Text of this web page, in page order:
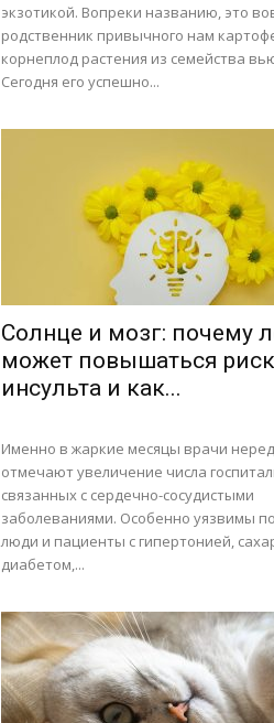
экзотикой. Вопреки названию, это
родственник привычного нам
корнеплод растения из семейства
Сегодня его успешно...
Солнце и мозг: почему
может повышаться риск
инсульта и как...
Именно в жаркие месяцы врачи
отмечают увеличение числа
связанных с сердечно-сосудистыми
заболеваниями. Особенно уязвимы
люди и пациенты с гипертонией,
диабетом,...